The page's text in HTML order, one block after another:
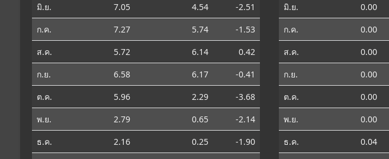
มิ.ย.
7.05 4.54
-2.51
ก.ค.
7.27 5.74
-1.53
ส.ค.
5.72 6.14
0.42
ก.ย.
6.58 6.17
-0.41
ต.ค.
5.96 2.29
-3.68
พ.ย.
2.79 0.65
-2.14
ธ.ค.
2.16 0.25
-1.90
มิ.ย.
0.00
ก.ค.
0.00
ส.ค.
0.00
ก.ย.
0.00
ต.ค.
0.00
พ.ย.
0.00
ธ.ค.
0.04